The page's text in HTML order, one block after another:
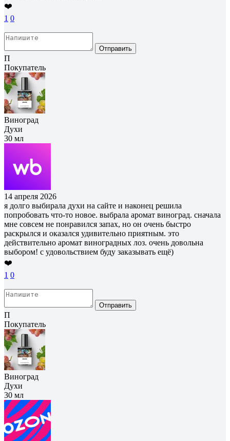
❤️
1 0
Отправить
П
Покупатель
Виноград
Духи
30 мл
14 апреля 2026
я долго выбирала духи на сайте и наконец решила
попробовать что-то новое. выбрала аромат виноград. сначала
мне совсем не понравился запах, но он очень быстро
раскрылся и оказался удивительно приятным. это
действительно аромат виноградных лоз. очень довольна
выбором! с удовольствием буду заказывать ещё)
❤️
1 0
Отправить
П
Покупатель
Виноград
Духи
30 мл